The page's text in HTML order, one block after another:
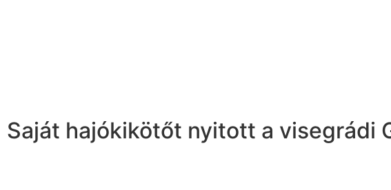
Saját hajókikötőt nyitott a visegrádi